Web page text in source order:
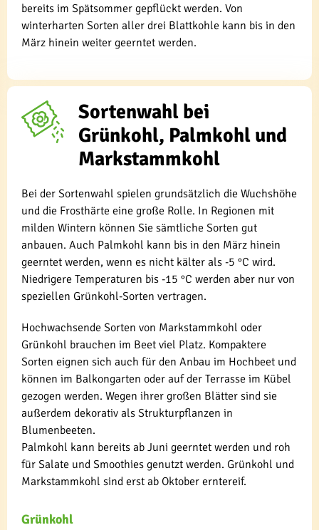
bereits im Spätsommer gepflückt werden. Von
winterharten Sorten aller drei Blattkohle kann bis in den
März hinein weiter geerntet werden.
Sortenwahl bei
Grünkohl, Palmkohl und
Markstammkohl
Bei der Sortenwahl spielen grundsätzlich die Wuchshöhe
und die Frosthärte eine große Rolle. In Regionen mit
milden Wintern können Sie sämtliche Sorten gut
anbauen. Auch Palmkohl kann bis in den März hinein
geerntet werden, wenn es nicht kälter als -5 °C wird.
Niedrigere Temperaturen bis -15 °C werden aber nur von
speziellen Grünkohl-Sorten vertragen.
Hochwachsende Sorten von Markstammkohl oder
Grünkohl brauchen im Beet viel Platz. Kompaktere
Sorten eignen sich auch für den Anbau im Hochbeet und
können im Balkongarten oder auf der Terrasse im Kübel
gezogen werden. Wegen ihrer großen Blätter sind sie
außerdem dekorativ als Strukturpflanzen in
Blumenbeeten.
Palmkohl kann bereits ab Juni geerntet werden und roh
für Salate und Smoothies genutzt werden. Grünkohl und
Markstammkohl sind erst ab Oktober erntereif.
Grünkohl